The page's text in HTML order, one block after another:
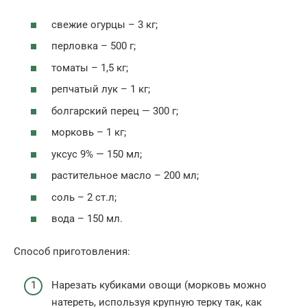
свежие огурцы – 3 кг;
перловка – 500 г;
томаты – 1,5 кг;
репчатый лук – 1 кг;
болгарский перец — 300 г;
морковь – 1 кг;
уксус 9% — 150 мл;
растительное масло – 200 мл;
соль – 2 ст.л;
вода – 150 мл.
Способ приготовления:
Нарезать кубиками овощи (морковь можно
натереть, используя крупную терку так, как